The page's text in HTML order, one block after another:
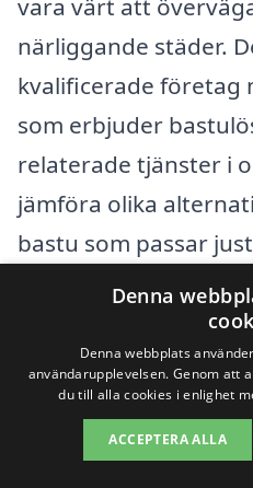
vara värt att
närliggande städer.
kvalificerade företag
som erbjuder
relaterade tjänster i
jämföra olika
bastu som passar
önskemål.
Några av de städer
av Brokind, där du
för bastu, inkluderar:
Denna
Denna webbplats
användarupplevelsen. Genom att
du till alla cookies i enlighet
ACCEPTERA ALLA